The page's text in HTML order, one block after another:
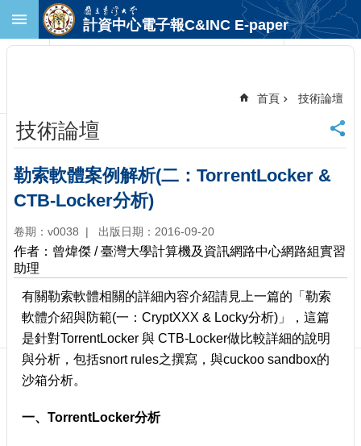
跳到主要內容區塊
首
頁
臺
大
計
中
首
頁
聯
絡
資
訊
訂
取
計資中心電子報C&INC E-paper
首頁 技術論壇
技術論壇
勒索軟體案例解析(二：TorrentLocker &
CTB-Locker分析)
卷期：v0038 出版日期：2016-09-20
作者：曾煒傑 / 臺灣大學計算機及資訊網路中心網路組實習
助理
有關勒索軟體相關的詳細內容介紹請見上一篇的「勒索
軟體介紹與防範(一：CryptXXX & Locky分析)」，這篇
是針對TorrentLocker 與 CTB-Locker做比較詳細的說明
與分析，包括snort rules之撰寫，與cuckoo sandbox的
沙箱分析。
一、TorrentLocker分析